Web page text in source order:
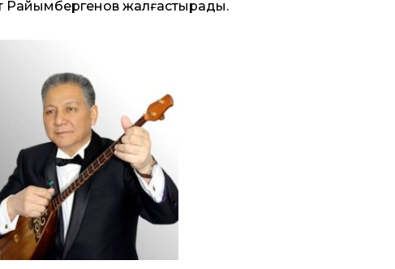
Райымбергенов жалғастырады.